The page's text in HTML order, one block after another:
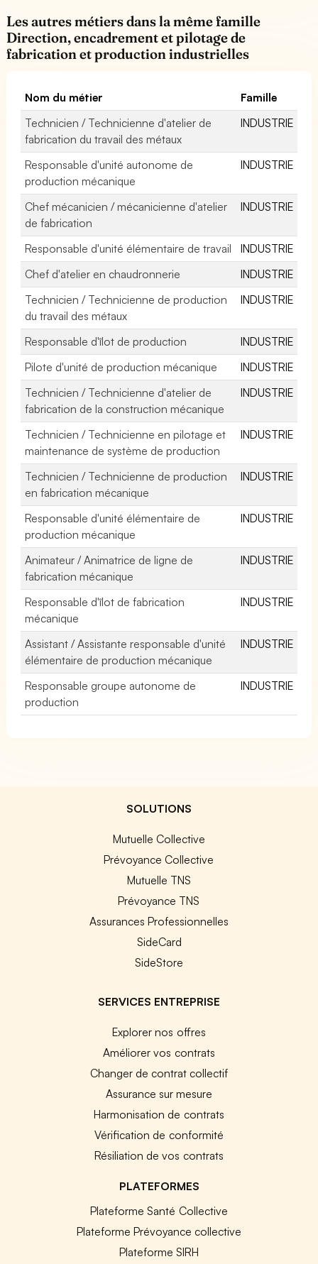
Les autres métiers dans la même famille
Direction, encadrement et pilotage de
fabrication et production industrielles
Nom du métier
Famille
Technicien / Technicienne d'atelier de
fabrication du travail des métaux
INDUSTRIE
Responsable d'unité autonome de
production mécanique
INDUSTRIE
Chef mécanicien / mécanicienne d'atelier
de fabrication
INDUSTRIE
Responsable d'unité élémentaire de travail
INDUSTRIE
Chef d'atelier en chaudronnerie
INDUSTRIE
Technicien / Technicienne de production
du travail des métaux
INDUSTRIE
Responsable d'îlot de production
INDUSTRIE
Pilote d'unité de production mécanique
INDUSTRIE
Technicien / Technicienne d'atelier de
fabrication de la construction mécanique
INDUSTRIE
Technicien / Technicienne en pilotage et
maintenance de système de production
INDUSTRIE
Technicien / Technicienne de production
en fabrication mécanique
INDUSTRIE
Responsable d'unité élémentaire de
production mécanique
INDUSTRIE
Animateur / Animatrice de ligne de
fabrication mécanique
INDUSTRIE
Responsable d'îlot de fabrication
mécanique
INDUSTRIE
Assistant / Assistante responsable d'unité
élémentaire de production mécanique
INDUSTRIE
Responsable groupe autonome de
production
INDUSTRIE
SOLUTIONS
Mutuelle Collective
Prévoyance Collective
Mutuelle TNS
Prévoyance TNS
Assurances Professionnelles
SideCard
SideStore
SERVICES ENTREPRISE
Explorer nos offres
Améliorer vos contrats
Changer de contrat collectif
Assurance sur mesure
Harmonisation de contrats
Vérification de conformité
Résiliation de vos contrats
PLATEFORMES
Plateforme Santé Collective
Plateforme Prévoyance collective
Plateforme SIRH